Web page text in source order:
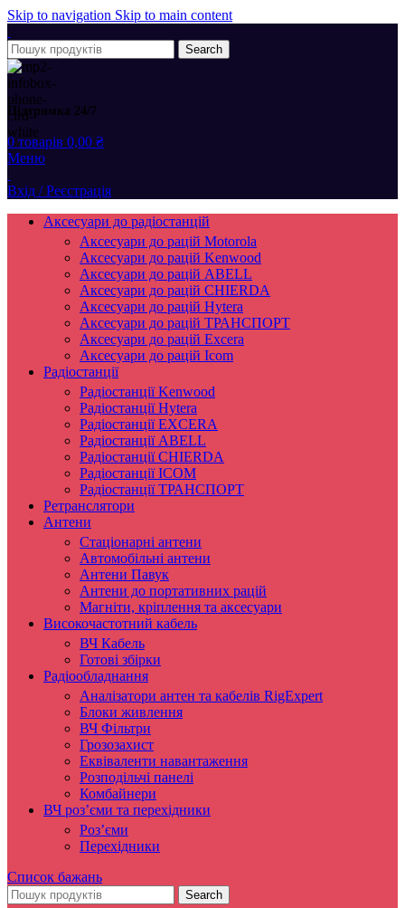
Skip to navigation Skip to main content
Search
Підтримка 24/7
0 товарів 0,00 ₴
Меню
Вхід / Реєстрація
Аксесуари до радіостанцій
Аксесуари до рацій Motorola
Аксесуари до рацій Kenwood
Аксесуари до рацій ABELL
Аксесуари до рацій CHIERDA
Аксесуари до рацій Hytera
Аксесуари до рацій ТРАНСПОРТ
Аксесуари до рацій Excera
Аксесуари до рацій Icom
Радіостанції
Радіостанції Kenwood
Радіостанції Hytera
Радіостанції EXCERA
Радіостанції ABELL
Радіостанції CHIERDA
Радіостанції ICOM
Радіостанції ТРАНСПОРТ
Ретранслятори
Антени
Стаціонарні антени
Автомобільні антени
Антени Павук
Антени до портативних рацій
Магніти, кріплення та аксесуари
Високочастотний кабель
ВЧ Кабель
Готові збірки
Радіообладнання
Аналізатори антен та кабелів RigExpert
Блоки живлення
ВЧ Фільтри
Грозозахист
Еквіваленти навантаження
Розподільчі панелі
Комбайнери
ВЧ роз’єми та перехідники
Роз’єми
Перехідники
Список бажань
Search